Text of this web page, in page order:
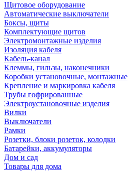
Щитовое оборудование
Автоматические выключатели
Боксы, щиты
Комплектующие щитов
Электромонтажные изделия
Изоляция кабеля
Кабель-канал
Клеммы, гильзы, наконечники
Коробки установочные, монтажные
Крепление и маркировка кабеля
Трубы гофрированные
Электроустановочные изделия
Вилки
Выключатели
Рамки
Розетки, блоки розеток, колодки
Батарейки, аккумуляторы
Дом и сад
Товары для дома